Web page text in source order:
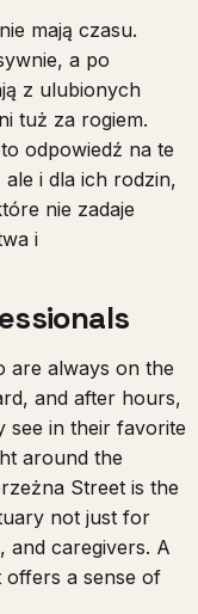
mają czasu.
a po
z ulubionych
tuż za rogiem.
odpowiedź na te
i dla ich rodzin,
nie zadaje
i
are always on the
and after hours,
see in their favorite
around the
Street is the
not just for
and caregivers. A
offers a sense of